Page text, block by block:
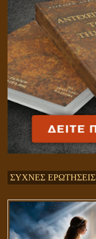
ΣΥΧΝΕΣ ΕΡΩΤΗΣΕΙΣ